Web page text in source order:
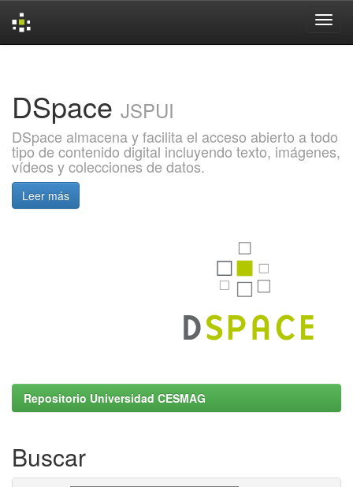
DSpace JSPUI
DSpace almacena y facilita el acceso abierto a todo
tipo de contenido digital incluyendo texto, imágenes,
vídeos y colecciones de datos.
Leer más
Repositorio Universidad CESMAG
Buscar